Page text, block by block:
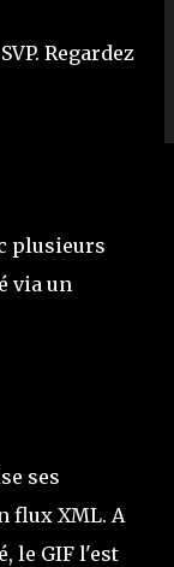
Regardez
plusieurs
via un
ses
flux XML. A
le GIF l'est